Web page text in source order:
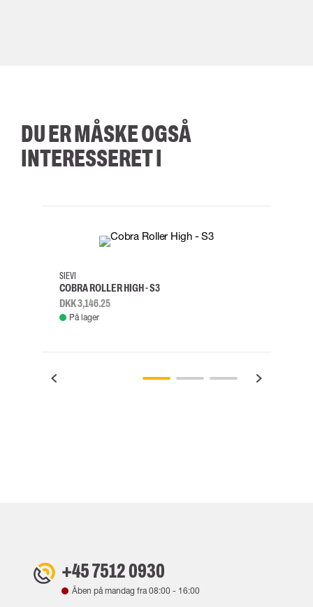
DU ER MÅSKE OGSÅ
INTERESSERET I
38
SIEVI
COBRA ROLLER HIGH - S3
DKK 3,146.25
På lager
+45 7512 0930
Åben på mandag fra08:00 - 16:00